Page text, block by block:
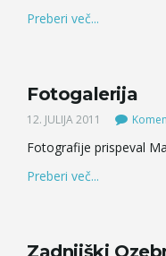
Preberi več...
Fotogalerija
12. JULIJA 2011
Fotografije
Preberi več...